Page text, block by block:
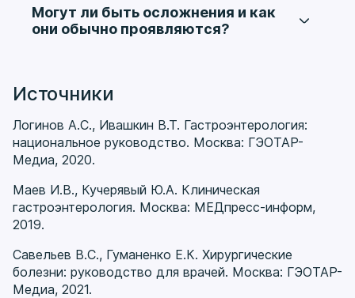
вызвало. В ряде случаев он сопровождает
функциональные нарушения, а в других —
может быть связан с более серьезной
Могут ли быть осложнения и как
они обычно проявляются?
прохождения кишечного содержимого и
состояния, требующие срочной хирургической
оценки.
Источники
Логинов А.С., Ивашкин В.Т. Гастроэнтерология:
национальное руководство. Москва: ГЭОТАР-
Медиа, 2020.
Маев И.В., Кучерявый Ю.А. Клиническая
гастроэнтерология. Москва: МЕДпресс-информ,
2019.
Савельев В.С., Гуманенко Е.К. Хирургические
болезни: руководство для врачей. Москва: ГЭОТАР-
Медиа, 2021.